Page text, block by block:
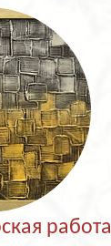
работа